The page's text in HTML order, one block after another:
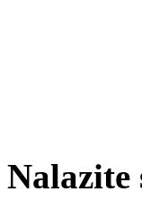
Nalazite